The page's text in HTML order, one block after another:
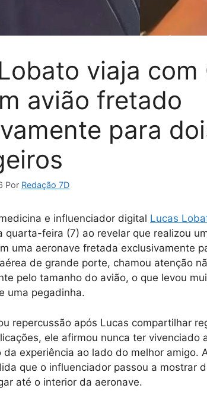
viaja com
avião fretado
para
Por Redação 7D
e influenciador digital Lucas
quarta-feira (7) ao revelar que realizou
uma aeronave fretada exclusivamente
de grande porte, chamou atenção
pelo tamanho do avião, o que levou
uma pegadinha.
repercussão após Lucas compartilhar
ele afirmou nunca ter vivenciado
da experiência ao lado do melhor amigo.
que o influenciador passou a mostrar
até o interior da aeronave.